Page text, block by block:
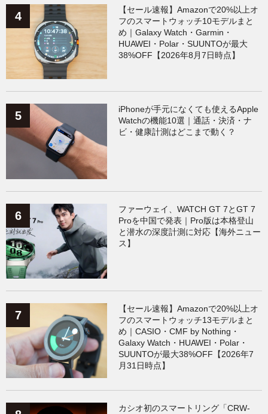
【セール速報】Amazonで20%以上オ
フのスマートウォッチ10モデルまと
め｜Galaxy Watch・Garmin・
HUAWEI・Polar・SUUNTOが最大
38%OFF【2026年8月7日時点】
iPhoneが手元になくても使えるApple
Watchの機能10選｜通話・決済・ナ
ビ・健康計測はどこまで動く？
ファーウェイ、WATCH GT 7とGT 7
Proを中国で発表｜Pro版は本格登山
と潜水の深度計測に対応【海外ニュー
ス】
【セール速報】Amazonで20%以上オ
フのスマートウォッチ13モデルまと
め｜CASIO・CMF by Nothing・
Galaxy Watch・HUAWEI・Polar・
SUUNTOが最大38%OFF【2026年7
月31日時点】
カシオ初のスマートリング「CRW-